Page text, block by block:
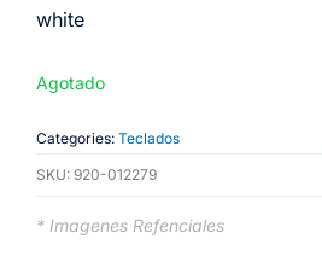
white
Agotado
Categories: Teclados
SKU: 920-012279
* Imagenes Refenciales